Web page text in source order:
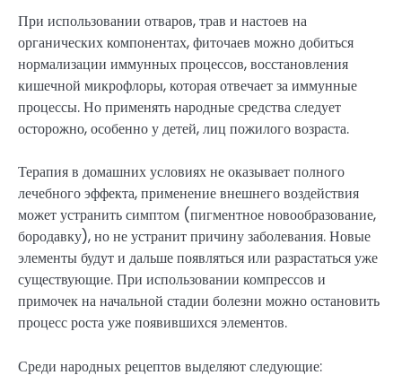
При использовании отваров, трав и настоев на
органических компонентах, фиточаев можно добиться
нормализации иммунных процессов, восстановления
кишечной микрофлоры, которая отвечает за иммунные
процессы. Но применять народные средства следует
осторожно, особенно у детей, лиц пожилого возраста.
Терапия в домашних условиях не оказывает полного
лечебного эффекта, применение внешнего воздействия
может устранить симптом (пигментное новообразование,
бородавку), но не устранит причину заболевания. Новые
элементы будут и дальше появляться или разрастаться уже
существующие. При использовании компрессов и
примочек на начальной стадии болезни можно остановить
процесс роста уже появившихся элементов.
Среди народных рецептов выделяют следующие: